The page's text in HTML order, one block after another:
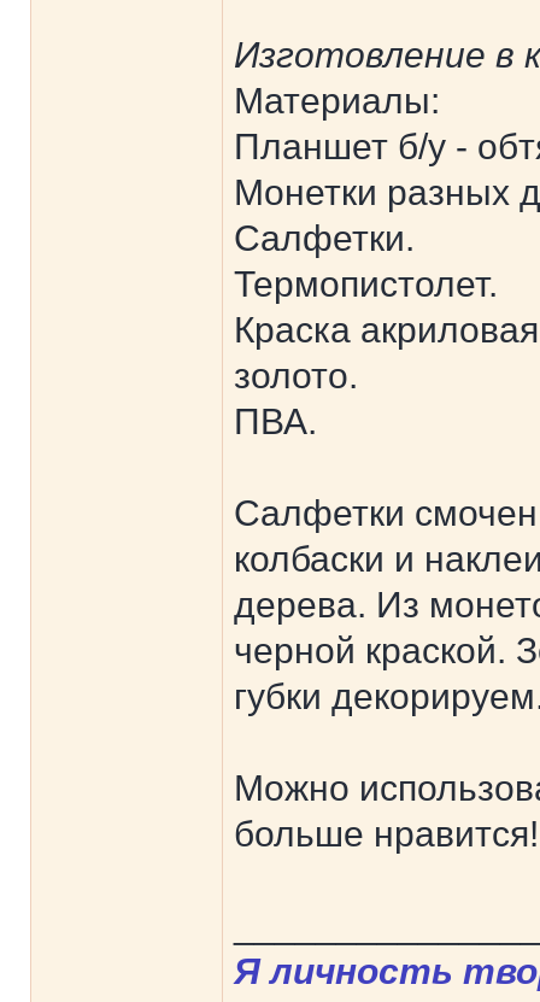
Изготовление в
Материалы:
Планшет б/у -
Монетки разных
Салфетки.
Термопистолет.
Краска
золото.
ПВА.
Салфетки
колбаски и
дерева. Из
черной краской.
губки
Можно
больше нравится!
Я личность